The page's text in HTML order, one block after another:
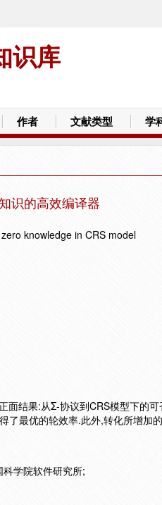
识库
作者 文献类型 学
识的高效编译器
knowledge in CRS model
面结果:从Σ-协议到CRS模型下的
了最优的轮效率.此外,转化所增加
学院软件研究所;